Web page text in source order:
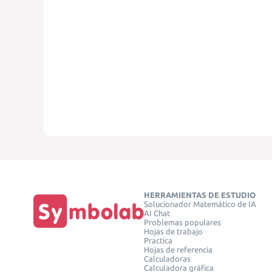
HERRAMIENTAS DE ESTUDIO
Solucionador Matemático de IA
AI Chat
Problemas populares
Hojas de trabajo
Practica
Hojas de referencia
Calculadoras
Calculadora gráfica